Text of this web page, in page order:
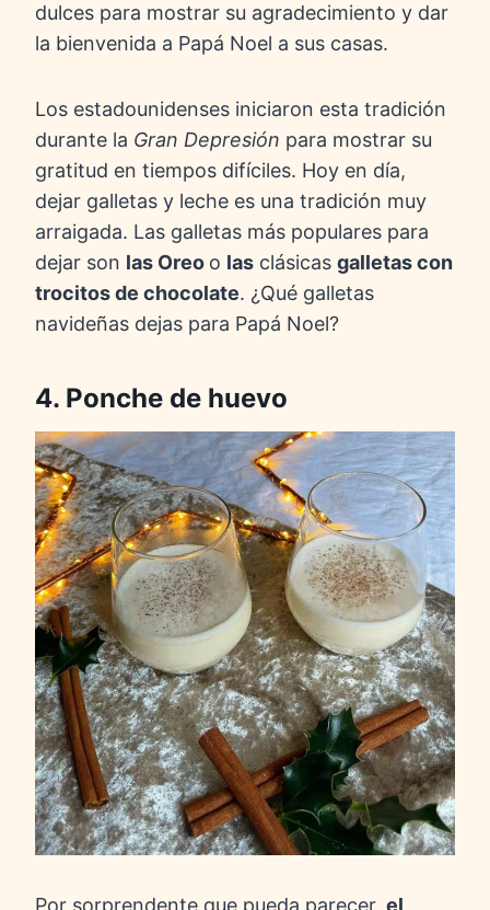
dulces para mostrar su agradecimiento y dar
la bienvenida a Papá Noel a sus casas.
Los estadounidenses iniciaron esta tradición
durante la Gran Depresión para mostrar su
gratitud en tiempos difíciles. Hoy en día,
dejar galletas y leche es una tradición muy
arraigada. Las galletas más populares para
dejar son las Oreo o las clásicas galletas con
trocitos de chocolate. ¿Qué galletas
navideñas dejas para Papá Noel?
4. Ponche de huevo
Por sorprendente que pueda parecer, el